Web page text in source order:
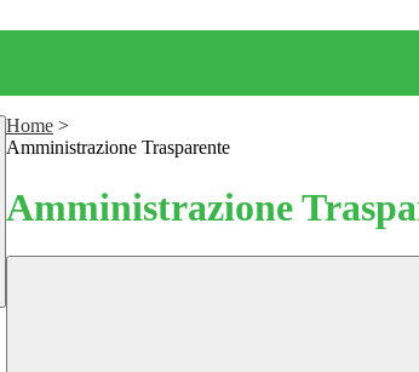
Home >
Amministrazione Trasparente
Amministrazione